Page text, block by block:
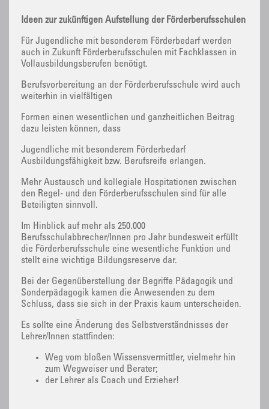
Ideen zur zukünftigen Aufstellung der Förderberufsschulen
Für Jugendliche mit besonderem Förderbedarf werden
auch in Zukunft Förderberufsschulen mit Fachklassen in
Vollausbildungsberufen benötigt.
Berufsvorbereitung an der Förderberufsschule wird auch
weiterhin in vielfältigen
Formen einen wesentlichen und ganzheitlichen Beitrag
dazu leisten können, dass
Jugendliche mit besonderem Förderbedarf
Ausbildungsfähigkeit bzw. Berufsreife erlangen.
Mehr Austausch und kollegiale Hospitationen zwischen
den Regel- und den Förderberufsschulen sind für alle
Beteiligten sinnvoll.
Im Hinblick auf mehr als 250.000
Berufsschulabbrecher/Innen pro Jahr bundesweit erfüllt
die Förderberufsschule eine wesentliche Funktion und
stellt eine wichtige Bildungsreserve dar.
Bei der Gegenüberstellung der Begriffe Pädagogik und
Sonderpädagogik kamen die Anwesenden zu dem
Schluss, dass sie sich in der Praxis kaum unterscheiden.
Es sollte eine Änderung des Selbstverständnisses der
Lehrer/Innen stattfinden:
Weg vom bloßen Wissensvermittler, vielmehr hin
zum Wegweiser und Berater;
der Lehrer als Coach und Erzieher!